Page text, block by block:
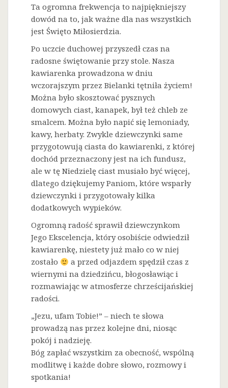
Ta ogromna frekwencja to najpiękniejszy
dowód na to, jak ważne dla nas wszystkich
jest Święto Miłosierdzia.
Po uczcie duchowej przyszedł czas na
radosne świętowanie przy stole. Nasza
kawiarenka prowadzona w dniu
wczorajszym przez Bielanki tętniła życiem!
Można było skosztować pysznych
domowych ciast, kanapek, był też chleb ze
smalcem. Można było napić się lemoniady,
kawy, herbaty. Zwykle dziewczynki same
przygotowują ciasta do kawiarenki, z której
dochód przeznaczony jest na ich fundusz,
ale w tę Niedzielę ciast musiało być więcej,
dlatego dziękujemy Paniom, które wsparły
dziewczynki i przygotowały kilka
dodatkowych wypieków.
Ogromną radość sprawił dziewczynkom
Jego Ekscelencja, który osobiście odwiedził
kawiarenkę, niestety już mało co w niej
zostało
a przed odjazdem spędził czas z
wiernymi na dziedzińcu, błogosławiąc i
rozmawiając w atmosferze chrześcijańskiej
radości.
„Jezu, ufam Tobie!” – niech te słowa
prowadzą nas przez kolejne dni, niosąc
pokój i nadzieję.
Bóg zapłać wszystkim za obecność, wspólną
modlitwę i każde dobre słowo, rozmowy i
spotkania!